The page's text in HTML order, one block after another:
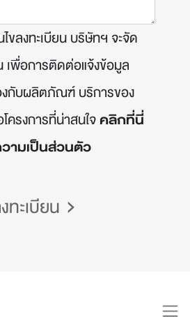
ขลงทะเบียน บริษัทฯ จะจัด
เพื่อการติดต่อแจ้งข้อมูล
งกับผลิตภัณฑ์ บริการของ
ครงการที่น่าสนใจคลิกที่นี่
ามเป็นส่วนตัว
ทะเบียน